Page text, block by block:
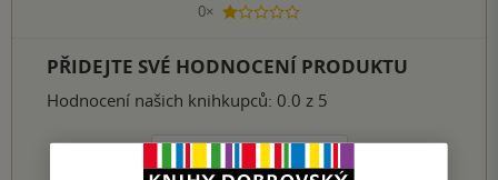
0×
1 hvezdička
PŘIDEJTE SVÉ HODNOCENÍ PRODUKTU
Hodnocení našich knihkupců: 0.0 z 5